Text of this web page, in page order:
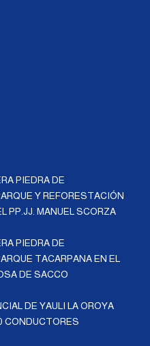
PIEDRA DE
Y REFORESTACIÓN
PP.JJ. MANUEL SCORZA
PIEDRA DE
TACARPANA EN EL
DE SACCO
DE YAULI LA OROYA
CONDUCTORES